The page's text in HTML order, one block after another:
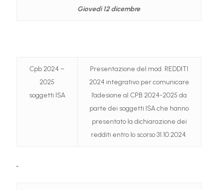
Giovedì 12 dicembre
Cpb 2024 –
2025
soggetti ISA
Presentazione del mod. REDDITI
2024 integrativo per comunicare
l’adesione al CPB 2024-2025 da
parte dei soggetti ISA che hanno
presentato la dichiarazione dei
redditi entro lo scorso 31.10.2024.